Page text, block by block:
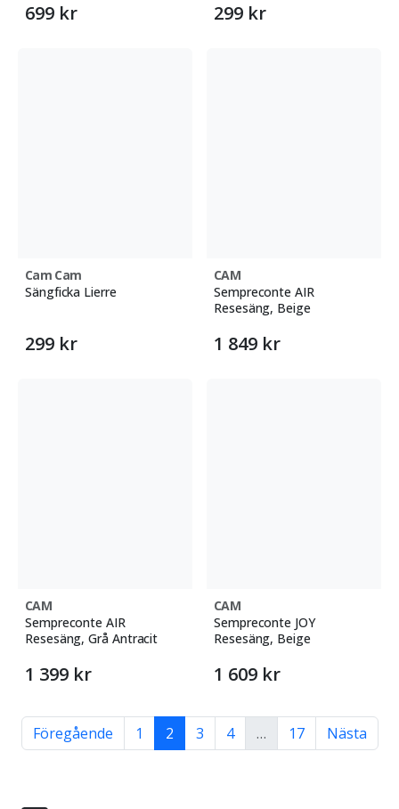
699 kr 299 kr
Cam Cam
Sängficka Lierre
299 kr
CAM
Sempreconte AIR
Resesäng, Beige
1 849 kr
CAM
Sempreconte AIR
Resesäng, Grå Antracit
1 399 kr
CAM
Sempreconte JOY
Resesäng, Beige
1 609 kr
Föregående 1 2 3 4 … 17 Nästa